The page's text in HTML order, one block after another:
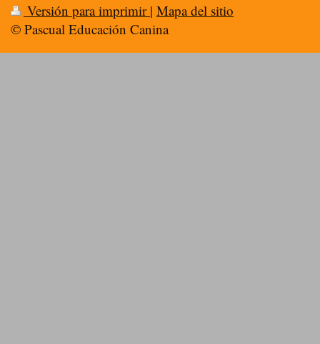
Versión para imprimir | Mapa del sitio
© Pascual Educación Canina